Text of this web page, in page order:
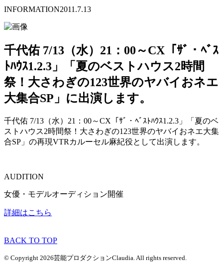
INFORMATION2011.7.13
千代佑 7/13（水）21：00～CX「ｻﾞ・ﾍﾞｽ
ﾄﾊｳｽ1.2.3」「夏のベストハウス2時間
祭！大さわぎの123世界のヤバイおネエ
大集合SP」に出演します。
千代佑 7/13（水）21：00～CX「ｻﾞ・ﾍﾞｽﾄﾊｳｽ1.2.3」「夏のベ
ストハウス2時間祭！大さわぎの123世界のヤバイおネエ大集
合SP」の再現VTRカルーセル麻紀役として出演します。
AUDITION
女優・モデルオーディション開催
詳細はこちら
BACK TO TOP
© Copyright 2026芸能プロダクションClaudia. All rights reserved.